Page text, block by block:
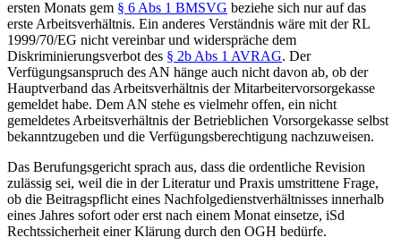
ersten Monats gem § 6 Abs 1 BMSVG beziehe sich nur auf das
erste Arbeitsverhältnis. Ein anderes Verständnis wäre mit der RL
1999/70/EG nicht vereinbar und widerspräche dem
Diskriminierungsverbot des § 2b Abs 1 AVRAG. Der
Verfügungsanspruch des AN hänge auch nicht davon ab, ob der
Hauptverband das Arbeitsverhältnis der Mitarbeitervorsorgekasse
gemeldet habe. Dem AN stehe es vielmehr offen, ein nicht
gemeldetes Arbeitsverhältnis der Betrieblichen Vorsorgekasse selbst
bekanntzugeben und die Verfügungsberechtigung nachzuweisen.
Das Berufungsgericht sprach aus, dass die ordentliche Revision
zulässig sei, weil die in der Literatur und Praxis umstrittene Frage,
ob die Beitragspflicht eines Nachfolgedienstverhältnisses innerhalb
eines Jahres sofort oder erst nach einem Monat einsetze, iSd
Rechtssicherheit einer Klärung durch den OGH bedürfe.